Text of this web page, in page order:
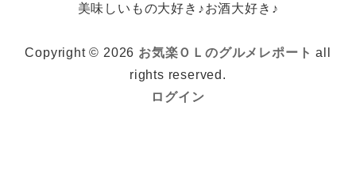
美味しいもの大好き♪お酒大好き♪
Copyright © 2026 お気楽ＯＬのグルメレポート all
rights reserved.
ログイン